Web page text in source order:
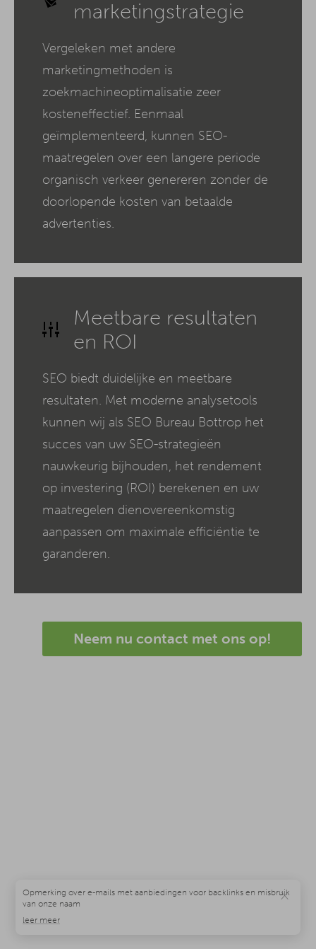
marketingstrategie
Vergeleken met andere
marketingmethoden is
zoekmachineoptimalisatie zeer
kosteneffectief. Eenmaal
geïmplementeerd, kunnen SEO-
maatregelen over een langere periode
organisch verkeer genereren zonder de
doorlopende kosten van betaalde
advertenties.
Meetbare resultaten
en ROI
SEO biedt duidelijke en meetbare
resultaten. Met moderne analysetools
kunnen wij als SEO Bureau Bottrop het
succes van uw SEO-strategieën
nauwkeurig bijhouden, het rendement
op investering (ROI) berekenen en uw
maatregelen dienovereenkomstig
aanpassen om maximale efficiëntie te
garanderen.
Neem nu contact met ons op!
×